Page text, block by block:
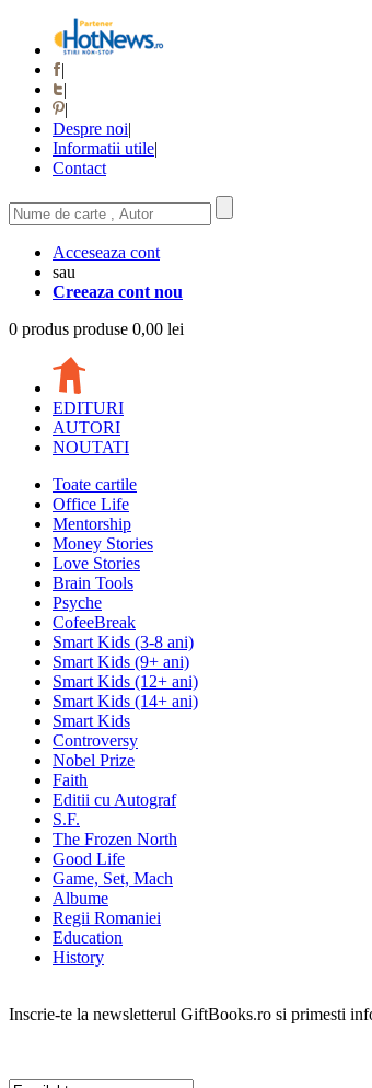
|
|
|
Despre noi|
Informatii utile|
Contact
Acceseaza cont
sau
Creeaza cont nou
0 produs produse 0,00 lei
EDITURI
AUTORI
NOUTATI
Toate cartile
Office Life
Mentorship
Money Stories
Love Stories
Brain Tools
Psyche
CofeeBreak
Smart Kids (3-8 ani)
Smart Kids (9+ ani)
Smart Kids (12+ ani)
Smart Kids (14+ ani)
Smart Kids
Controversy
Nobel Prize
Faith
Editii cu Autograf
S.F.
The Frozen North
Good Life
Game, Set, Mach
Albume
Regii Romaniei
Education
History
Inscrie-te la newsletterul GiftBooks.ro si primesti